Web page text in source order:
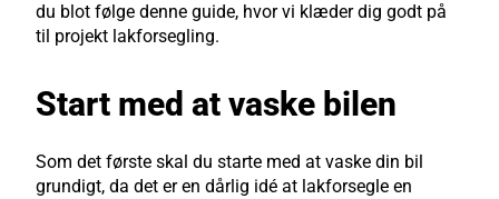
du blot følge denne guide, hvor vi klæder dig godt på
til projekt lakforsegling.
Start med at vaske bilen
Som det første skal du starte med at vaske din bil
grundigt, da det er en dårlig idé at lakforsegle en